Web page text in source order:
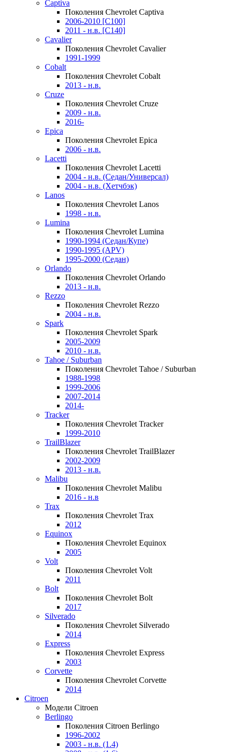
Captiva
Поколения Chevrolet Captiva
2006-2010 [C100]
2011 - н.в. [C140]
Cavalier
Поколения Chevrolet Cavalier
1991-1999
Cobalt
Поколения Chevrolet Cobalt
2013 - н.в.
Cruze
Поколения Chevrolet Cruze
2009 - н.в.
2016-
Epica
Поколения Chevrolet Epica
2006 - н.в.
Lacetti
Поколения Chevrolet Lacetti
2004 - н.в. (Седан/Универсал)
2004 - н.в. (Хетчбэк)
Lanos
Поколения Chevrolet Lanos
1998 - н.в.
Lumina
Поколения Chevrolet Lumina
1990-1994 (Седан/Купе)
1990-1995 (APV)
1995-2000 (Седан)
Orlando
Поколения Chevrolet Orlando
2013 - н.в.
Rezzo
Поколения Chevrolet Rezzo
2004 - н.в.
Spark
Поколения Chevrolet Spark
2005-2009
2010 - н.в.
Tahoe / Suburban
Поколения Chevrolet Tahoe / Suburban
1988-1998
1999-2006
2007-2014
2014-
Tracker
Поколения Chevrolet Tracker
1999-2010
TrailBlazer
Поколения Chevrolet TrailBlazer
2002-2009
2013 - н.в.
Malibu
Поколения Chevrolet Malibu
2016 - н.в
Trax
Поколения Chevrolet Trax
2012
Equinox
Поколения Chevrolet Equinox
2005
Volt
Поколения Chevrolet Volt
2011
Bolt
Поколения Chevrolet Bolt
2017
Silverado
Поколения Chevrolet Silverado
2014
Express
Поколения Chevrolet Express
2003
Corvette
Поколения Chevrolet Corvette
2014
Citroen
Модели Citroen
Berlingo
Поколения Citroen Berlingo
1996-2002
2003 - н.в. (1.4)